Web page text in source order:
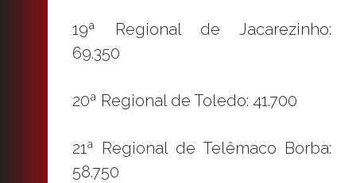
19ª Regional de Jacarezinho:
69.350
20ª Regional de Toledo: 41.700
21ª Regional de Telêmaco Borba:
58.750